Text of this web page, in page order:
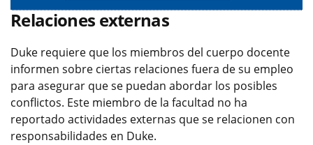
Relaciones externas
Duke requiere que los miembros del cuerpo docente
informen sobre ciertas relaciones fuera de su empleo
para asegurar que se puedan abordar los posibles
conflictos. Este miembro de la facultad no ha
reportado actividades externas que se relacionen con
responsabilidades en Duke.